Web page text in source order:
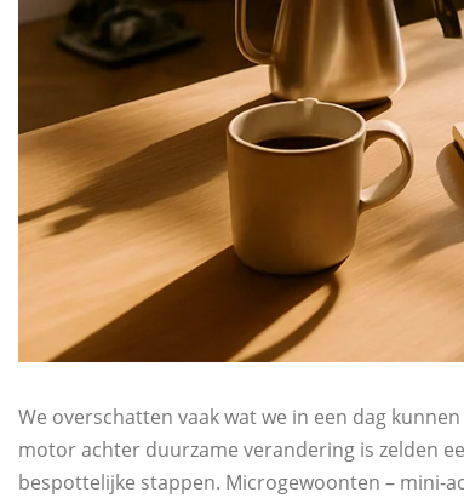
We overschatten vaak wat we in een dag
motor achter duurzame verandering is zelden
bespottelijke stappen. Microgewoonten – mini-